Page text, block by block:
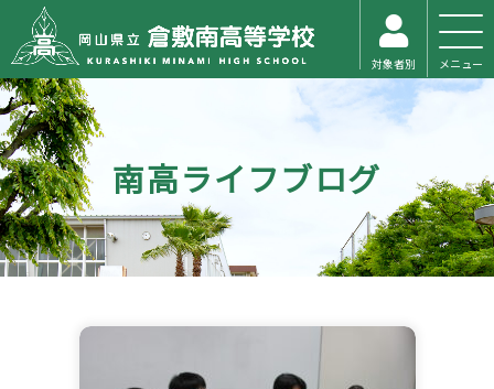
対象者別 メニュー
南高ライフブログ